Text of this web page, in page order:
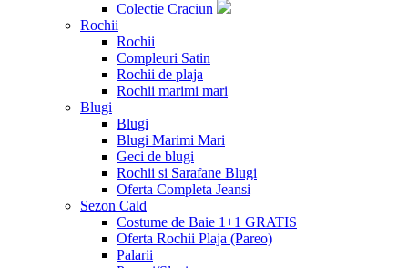
Colectie Craciun
Rochii
Rochii
Compleuri Satin
Rochii de plaja
Rochii marimi mari
Blugi
Blugi
Blugi Marimi Mari
Geci de blugi
Rochii si Sarafane Blugi
Oferta Completa Jeansi
Sezon Cald
Costume de Baie 1+1 GRATIS
Oferta Rochii Plaja (Pareo)
Palarii